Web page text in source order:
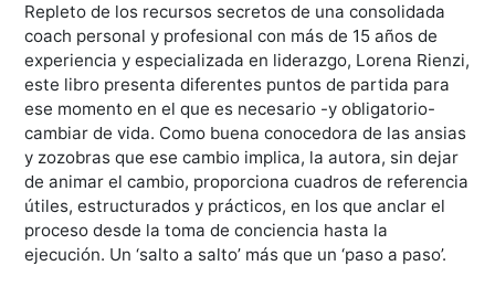
Repleto de los recursos secretos de una consolidada
coach personal y profesional con más de 15 años de
experiencia y especializada en liderazgo, Lorena Rienzi,
este libro presenta diferentes puntos de partida para
ese momento en el que es necesario -y obligatorio-
cambiar de vida. Como buena conocedora de las ansias
y zozobras que ese cambio implica, la autora, sin dejar
de animar el cambio, proporciona cuadros de referencia
útiles, estructurados y prácticos, en los que anclar el
proceso desde la toma de conciencia hasta la
ejecución. Un ‘salto a salto’ más que un ‘paso a paso’.